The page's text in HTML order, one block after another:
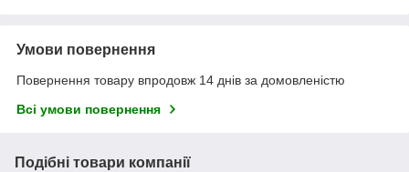
Умови повернення
Повернення товару впродовж 14 днів за домовленістю
Всі умови повернення
Подібні товари компанії